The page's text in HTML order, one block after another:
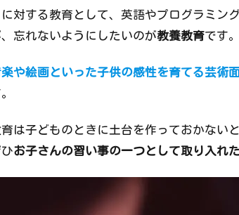
対する教育として、英語やプログラミン
忘れないようにしたいのが教養教育です。
や絵画といった子供の感性を育てる芸術
は子どものときに土台を作っておかない
お子さんの習い事の一つとして取り入れ